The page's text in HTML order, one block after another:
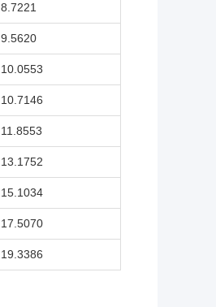
8.7221
9.5620
10.0553
10.7146
11.8553
13.1752
15.1034
17.5070
19.3386